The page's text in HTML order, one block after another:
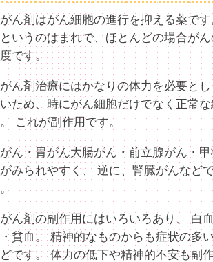
ん剤はがん細胞の進行を抑える薬で
いうのはまれで、ほとんどの場合が
です。
ん剤治療にはかなりの体力を必要と
ため、時にがん細胞だけでなく正常
これが副作用です。
ん・胃がん大腸がん・前立腺がん・
みられやすく、 逆に、腎臓がんなど
ん剤の副作用にはいろいろあり、 白
貧血。 精神的なものからも症状の多
です。 体力の低下や精神的不安も副